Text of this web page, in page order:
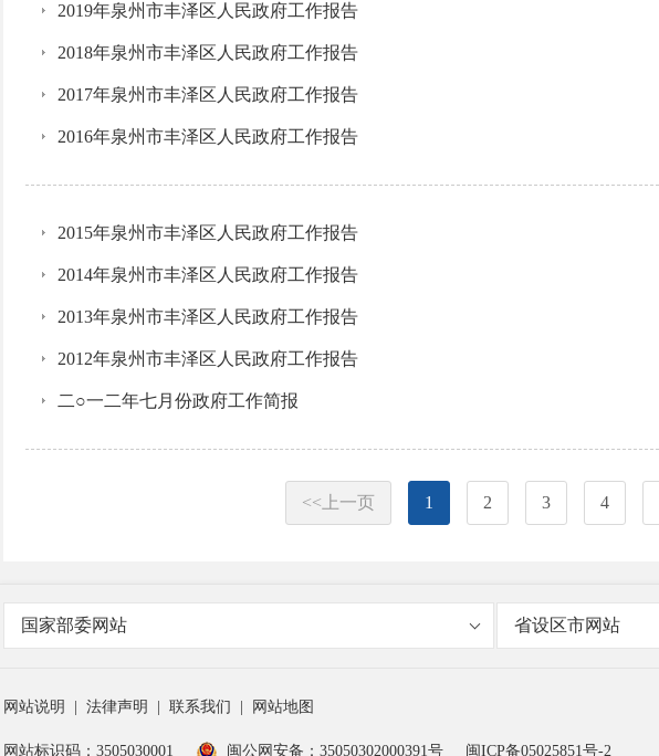
2019年泉州市丰泽区人民政府工作报告
2018年泉州市丰泽区人民政府工作报告
2017年泉州市丰泽区人民政府工作报告
2016年泉州市丰泽区人民政府工作报告
2015年泉州市丰泽区人民政府工作报告
2014年泉州市丰泽区人民政府工作报告
2013年泉州市丰泽区人民政府工作报告
2012年泉州市丰泽区人民政府工作报告
二○一二年七月份政府工作简报
<<上一页 1 2 3 4
国家部委网站 省设区市网站
网站说明 法律声明 联系我们 网站地图
网站标识码：3505030001 闽公网安备：35050302000391号 闽ICP备05025851号-2